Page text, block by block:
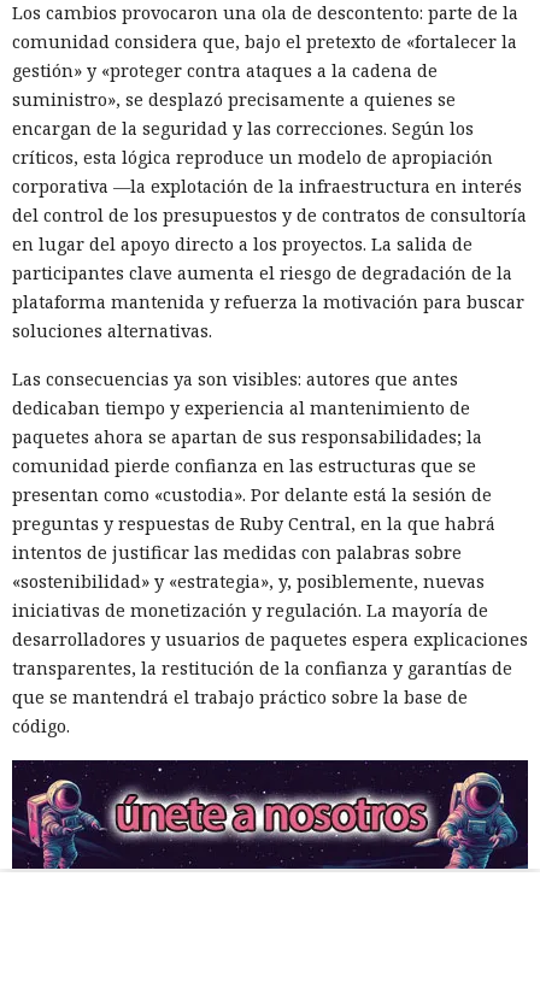
Los cambios provocaron una ola de descontento: parte de la
comunidad considera que, bajo el pretexto de «fortalecer la
gestión» y «proteger contra ataques a la cadena de
suministro», se desplazó precisamente a quienes se
encargan de la seguridad y las correcciones. Según los
críticos, esta lógica reproduce un modelo de apropiación
corporativa —la explotación de la infraestructura en interés
del control de los presupuestos y de contratos de consultoría
en lugar del apoyo directo a los proyectos. La salida de
participantes clave aumenta el riesgo de degradación de la
plataforma mantenida y refuerza la motivación para buscar
soluciones alternativas.
Las consecuencias ya son visibles: autores que antes
dedicaban tiempo y experiencia al mantenimiento de
paquetes ahora se apartan de sus responsabilidades; la
comunidad pierde confianza en las estructuras que se
presentan como «custodia». Por delante está la sesión de
preguntas y respuestas de Ruby Central, en la que habrá
intentos de justificar las medidas con palabras sobre
«sostenibilidad» y «estrategia», y, posiblemente, nuevas
iniciativas de monetización y regulación. La mayoría de
desarrolladores y usuarios de paquetes espera explicaciones
transparentes, la restitución de la confianza y garantías de
que se mantendrá el trabajo práctico sobre la base de
código.